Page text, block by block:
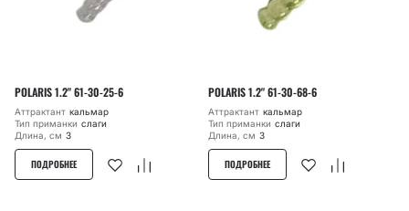
POLARIS 1.2" 61-30-25-6
Аттрактант кальмар
Тип приманки слаги
Длина, см 3
ПОДРОБНЕЕ
POLARIS 1.2" 61-30-68-6
Аттрактант кальмар
Тип приманки слаги
Длина, см 3
ПОДРОБНЕЕ